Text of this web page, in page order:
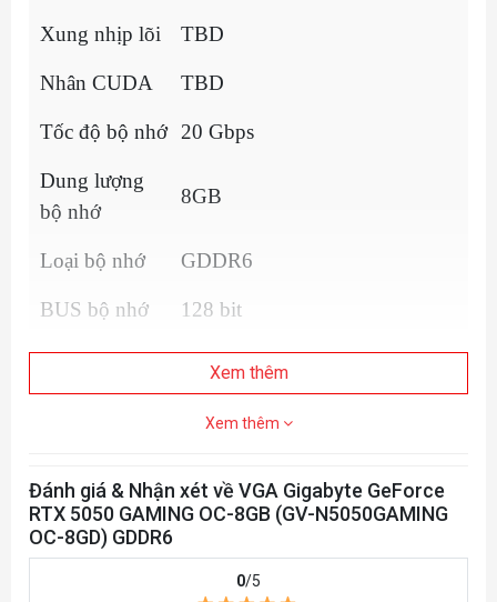
Xung nhịp lõi TBD
Nhân CUDA TBD
Tốc độ bộ nhớ 20 Gbps
Dung lượng
bộ nhớ
8GB
Loại bộ nhớ GDDR6
BUS bộ nhớ 128 bit
Giao diện card PCI-E 5.0
7680x4320
Multi-view 4
Kích thước (L
x W x H)
mm
Xem thêm
Xem thêm
Đánh giá & Nhận xét về VGA Gigabyte GeForce
RTX 5050 GAMING OC-8GB (GV-N5050GAMING
OC-8GD) GDDR6
0/5